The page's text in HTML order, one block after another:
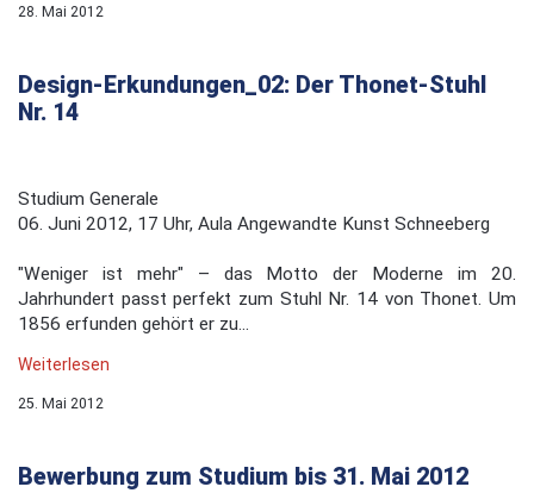
28. Mai 2012
Design-Erkundungen_02: Der Thonet-Stuhl
Nr. 14
Studium Generale
06. Juni 2012, 17 Uhr, Aula Angewandte Kunst Schneeberg
"Weniger ist mehr" – das Motto der Moderne im 20.
Jahrhundert passt perfekt zum Stuhl Nr. 14 von Thonet. Um
1856 erfunden gehört er zu...
Weiterlesen
25. Mai 2012
Bewerbung zum Studium bis 31. Mai 2012